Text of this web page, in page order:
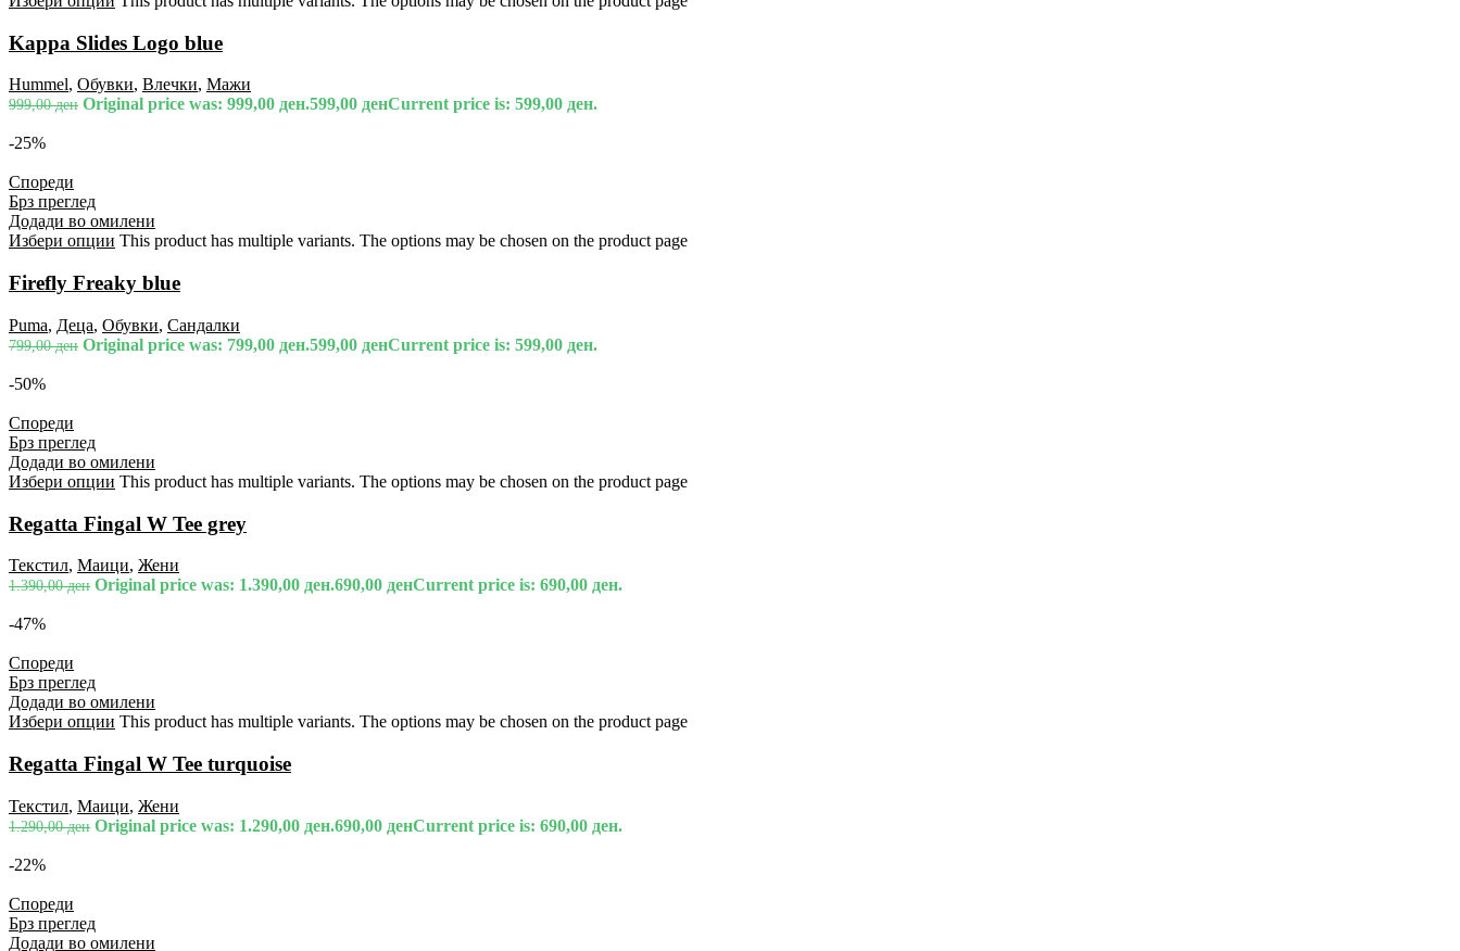
Kappa Slides Logo blue
Hummel, Обувки, Влечки, Мажи
999,00ден Original price was: 999,00 ден.599,00 денCurrent price is: 599,00 ден.
-25%
Спореди
Брз преглед
Додади во омилени
Избери опции This product has multiple variants. The options may be chosen on the product page
Firefly Freaky blue
Puma, Деца, Обувки, Сандалки
799,00ден Original price was: 799,00 ден.599,00 денCurrent price is: 599,00 ден.
-50%
Спореди
Брз преглед
Додади во омилени
Избери опции This product has multiple variants. The options may be chosen on the product page
Regatta Fingal W Tee grey
Текстил, Маици, Жени
1.390,00ден Original price was: 1.390,00 ден.690,00 денCurrent price is: 690,00 ден.
-47%
Спореди
Брз преглед
Додади во омилени
Избери опции This product has multiple variants. The options may be chosen on the product page
Regatta Fingal W Tee turquoise
Текстил, Маици, Жени
1.290,00ден Original price was: 1.290,00 ден.690,00 денCurrent price is: 690,00 ден.
-22%
Спореди
Брз преглед
Додади во омилени